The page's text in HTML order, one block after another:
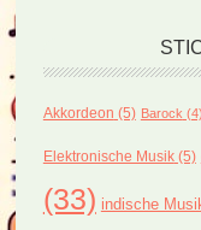
Akkordeon (5) Barock (4)
Elektronische Musik(5)
(33) indische